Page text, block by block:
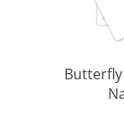
Butterfly